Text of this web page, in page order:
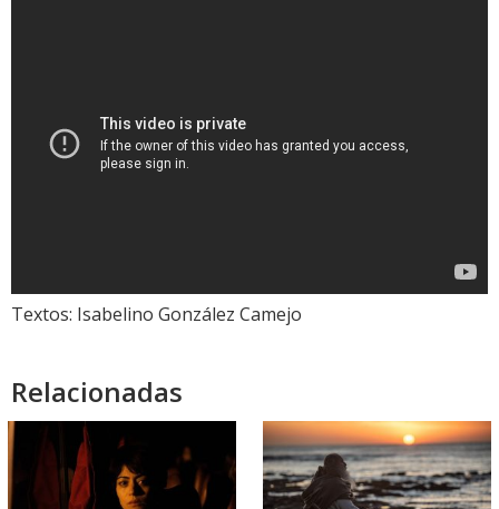
Textos: Isabelino González Camejo
Relacionadas